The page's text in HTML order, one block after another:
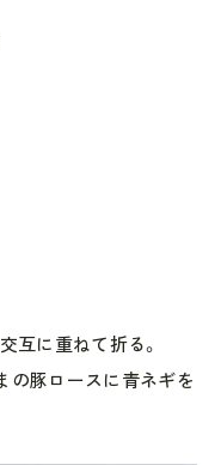
互に重ねて折る。
の豚ロースに青ネギを